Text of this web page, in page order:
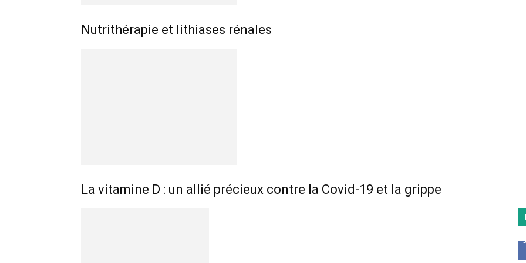
Nutrithérapie et lithiases rénales
La vitamine D : un allié précieux contre la Covid-19 et la grippe